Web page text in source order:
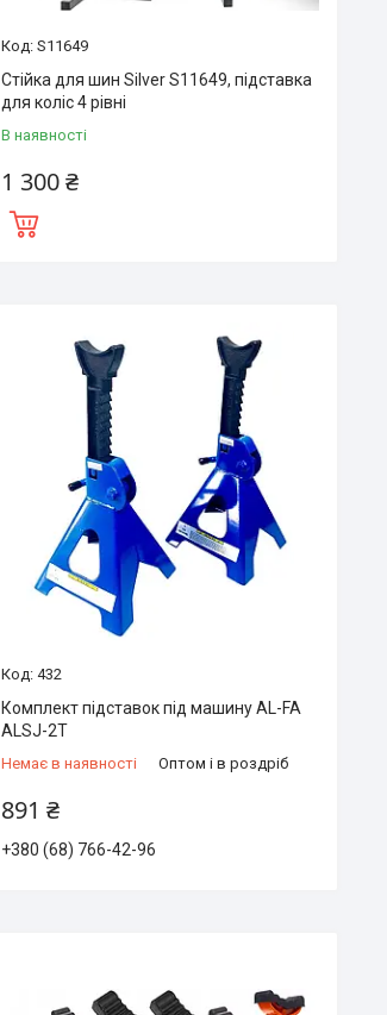
S11649
Стійка для шин Silver S11649, підставка
для коліс 4 рівні
В наявності
1 300 ₴
432
Комплект підставок під машину AL-FA
ALSJ-2T
Немає в наявності Оптом і в роздріб
891 ₴
+380 (68) 766-42-96